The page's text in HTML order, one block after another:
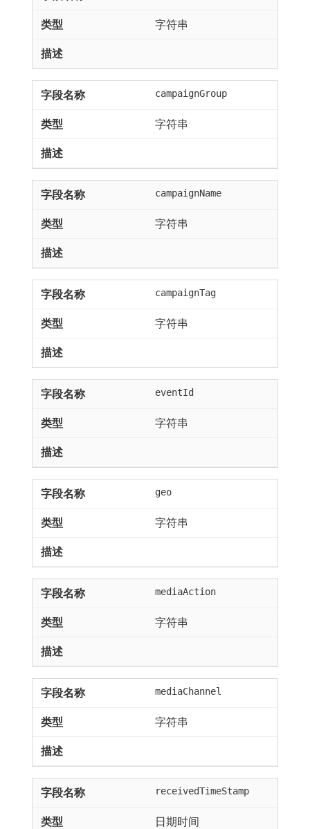
字符串
campaignGroup
字符串
campaignName
字符串
campaignTag
字符串
eventId
字符串
geo
字符串
mediaAction
字符串
mediaChannel
字符串
receivedTimeStamp
日期时间